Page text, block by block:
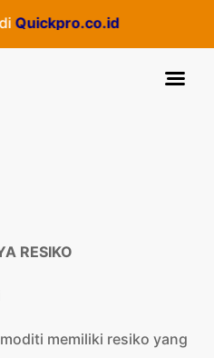
Quickpro.co.id
RESIKO
memiliki resiko yang